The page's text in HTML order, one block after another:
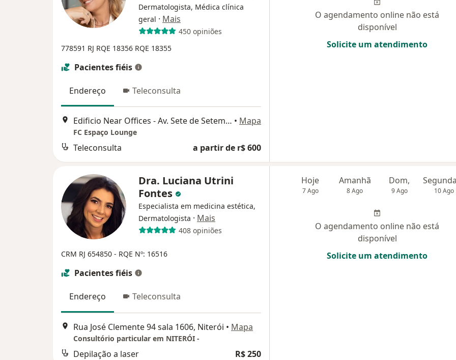
Dermatologista, Médica clínica
geral · Mais
450 opiniões
778591 RJ RQE 18356 RQE 18355
Pacientes fiéis
Endereço Teleconsulta
Edificio Near Offices - Av. Sete de Setembro, 317 Salas: 1005 e 1006 - Jardim Icarai / Santa Rosa, Niterói • Mapa
FC Espaço Lounge
Teleconsulta a partir de r$ 600
O agendamento online não está
disponível
Solicite um atendimento
Dra. Luciana Utrini
Fontes
Especialista em medicina estética,
Dermatologista · Mais
408 opiniões
CRM RJ 654850 - RQE Nº: 16516
Pacientes fiéis
Endereço Teleconsulta
Rua José Clemente 94 sala 1606, Niterói • Mapa
Consultório particular em NITERÓI -
Depilação a laser R$ 250
Hoje
7 Ago
Amanhã
8 Ago
Dom,
9 Ago 10 Ago
O agendamento online não está
disponível
Solicite um atendimento